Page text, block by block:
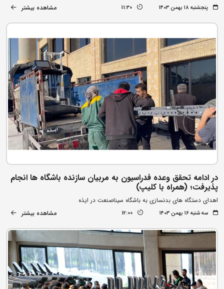
پنجشنبه ۱۸ بهمن ۱۴۰۳ 11:30 مشاهده بیشتر
در ادامه تحقق وعده فدراسیون به مربیان سازنده باشگاه ها انجام
پذیرفت؛ (همراه با کلیپ)
اهدای دستگاه های بدنسازی به باشگاه سیناصنعت در ایذه
سه شنبه ۱۶ بهمن ۱۴۰۳ 12:00 مشاهده بیشتر